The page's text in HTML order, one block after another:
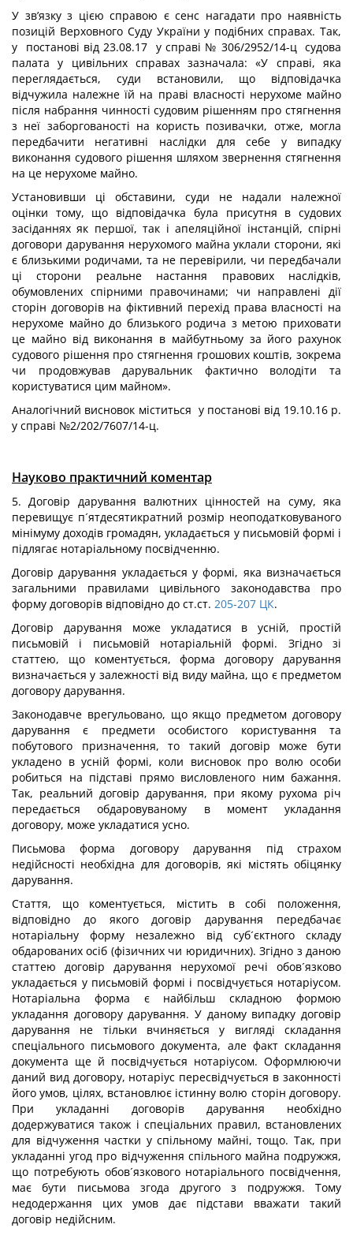
У зв’язку з цією справою є сенс нагадати про наявність
позицій Верховного Суду України у подібних справах. Так,
у постанові від 23.08.17 у справі № 306/2952/14-ц судова
палата у цивільних справах зазначала: «У справі, яка
переглядається, суди встановили, що відповідачка
відчужила належне їй на праві власності нерухоме майно
після набрання чинності судовим рішенням про стягнення
з неї заборгованості на користь позивачки, отже, могла
передбачити негативні наслідки для себе у випадку
виконання судового рішення шляхом звернення стягнення
на це нерухоме майно.
Установивши ці обставини, суди не надали належної
оцінки тому, що відповідачка була присутня в судових
засіданнях як першої, так і апеляційної інстанцій, спірні
договори дарування нерухомого майна уклали сторони, які
є близькими родичами, та не перевірили, чи передбачали
ці сторони реальне настання правових наслідків,
обумовлених спірними правочинами; чи направлені дії
сторін договорів на фіктивний перехід права власності на
нерухоме майно до близького родича з метою приховати
це майно від виконання в майбутньому за його рахунок
судового рішення про стягнення грошових коштів, зокрема
чи продовжував дарувальник фактично володіти та
користуватися цим майном».
Аналогічний висновок міститься у постанові від 19.10.16 р.
у справі №2/202/7607/14-ц.
Науково практичний коментар
5. Договір дарування валютних цінностей на суму, яка
перевищує п´ятдесятикратний розмір неоподатковуваного
мінімуму доходів громадян, укладається у письмовій формі і
підлягає нотаріальному посвідченню.
Договір дарування укладається у формі, яка визначається
загальними правилами цивільного законодавства про
форму договорів відповідно до ст.ст. 205-207 ЦК.
Договір дарування може укладатися в усній, простій
письмовій і письмовій нотаріальній формі. Згідно зі
статтею, що коментується, форма договору дарування
визначається у залежності від виду майна, що є предметом
договору дарування.
Законодавче врегульовано, що якщо предметом договору
дарування є предмети особистого користування та
побутового призначення, то такий договір може бути
укладено в усній формі, коли висновок про волю особи
робиться на підставі прямо висловленого ним бажання.
Так, реальний договір дарування, при якому рухома річ
передається обдаровуваному в момент укладання
договору, може укладатися усно.
Письмова форма договору дарування під страхом
недійсності необхідна для договорів, які містять обіцянку
дарування.
Стаття, що коментується, містить в собі положення,
відповідно до якого договір дарування передбачає
нотаріальну форму незалежно від суб´єктного складу
обдарованих осіб (фізичних чи юридичних). Згідно з даною
статтею договір дарування нерухомої речі обов´язково
укладається у письмовій формі і посвідчується нотаріусом.
Нотаріальна форма є найбільш складною формою
укладання договору дарування. У даному випадку договір
дарування не тільки вчиняється у вигляді складання
спеціального письмового документа, але факт складання
документа ще й посвідчується нотаріусом. Оформлюючи
даний вид договору, нотаріус пересвідчується в законності
його умов, цілях, встановлює істинну волю сторін договору.
При укладанні договорів дарування необхідно
додержуватися також і спеціальних правил, встановлених
для відчуження частки у спільному майні, тощо. Так, при
укладанні угод про відчуження спільного майна подружжя,
що потребують обов´язкового нотаріального посвідчення,
має бути письмова згода другого з подружжя. Тому
недодержання цих умов дає підстави вважати такий
договір недійсним.